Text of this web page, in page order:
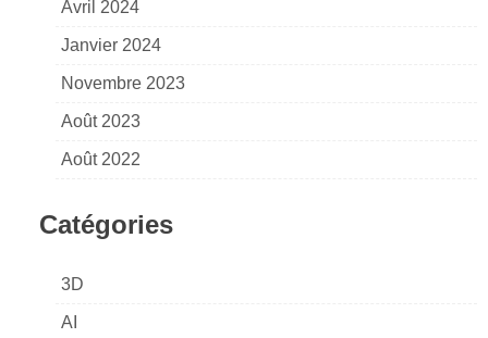
Avril 2024
Janvier 2024
Novembre 2023
Août 2023
Août 2022
Catégories
3D
AI